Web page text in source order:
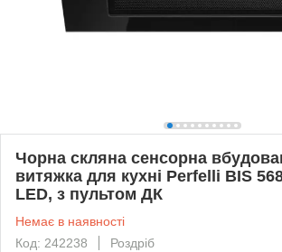
Чорна скляна сенсорна
витяжка для кухні Perfelli BIS
LED, з пультом ДК
Немає в наявності
Код: 242238
Роздріб